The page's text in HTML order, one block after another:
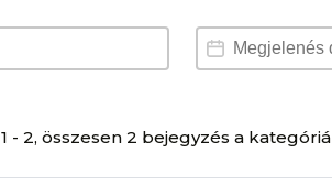
Dátum
Date
1 - 2, összesen 2 bejegyzés a